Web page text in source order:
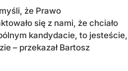
że Prawo
się z nami, że chciało
kandydacie, to jesteście,
– przekazał Bartosz